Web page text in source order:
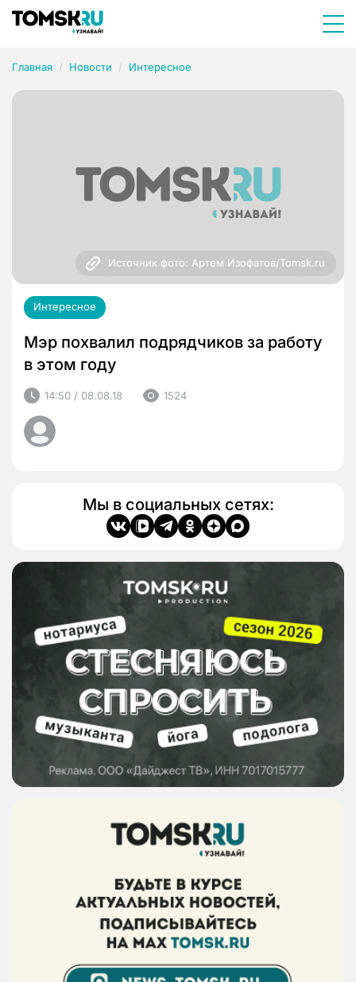
Главная Новости Интересное
Источник фото: Артем Изофатов/Tomsk.ru
Интересное
Мэр похвалил подрядчиков за работу
в этом году
14:50 / 08.08.18 1524
Мы в социальных сетях: